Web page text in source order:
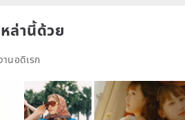
ล่านี้ด้วย
านอดิเรก